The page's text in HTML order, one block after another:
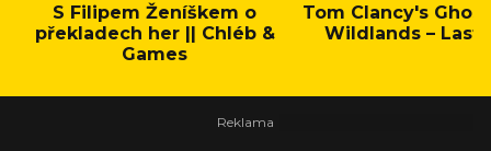
S Filipem Ženíškem o
překladech her || Chléb &
Games
Tom Clancy's
Wildlands – Last